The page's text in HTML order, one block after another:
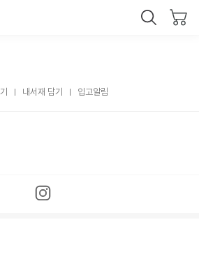
내서재 담기 입고알림